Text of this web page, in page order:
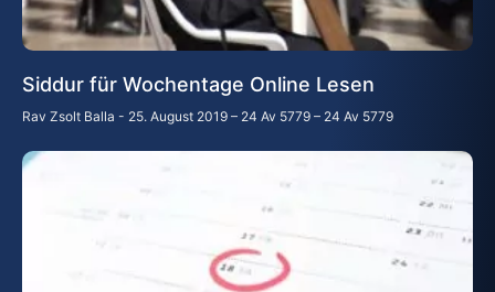
Siddur für Wochentage Online Lesen
Rav Zsolt Balla 25. August 2019 – 24 Av 5779 – 24 Av 5779